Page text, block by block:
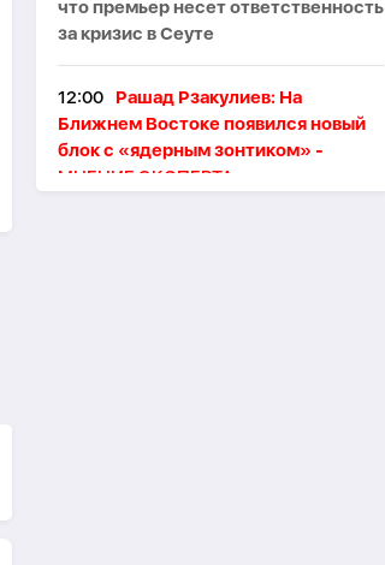
что премьер несет ответственность
за кризис в Сеуте
12:00
Рашад Рзакулиев: На
Ближнем Востоке появился новый
блок с «ядерным зонтиком» -
МНЕНИЕ ЭКСПЕРТА